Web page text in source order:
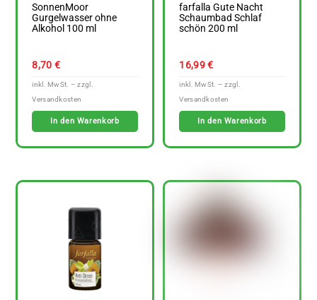
SonnenMoor
Gurgelwasser ohne
Alkohol 100 ml
8,70 €
In den Warenkorb
farfalla Gute Nacht
Schaumbad Schlaf
schön 200 ml
16,99€
In den Warenkorb